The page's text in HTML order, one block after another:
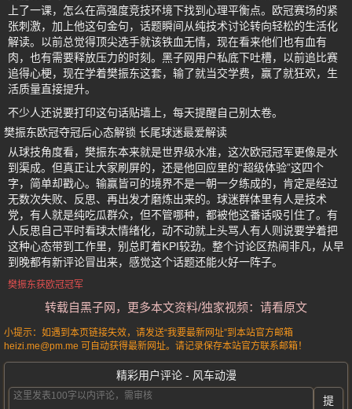
上了一课，怎么在高强度竞技环境下找到心理平衡点。欧冠赛场的紧
张刺激，加上他这句金句，话题瞬间从纯技术讨论转向轻松的生活化
解读。以前总觉得顶尖选手就该铁血无情，现在看来他们也有血有
肉，也有需要释放压力的时刻。黑子网用户私底下吐槽，以前追比赛
追得心梗，现在学着樊振东这套，输了就当交学费，赢了就狂欢，生
活质量直接提升。
不少人还说要打印这句话贴墙上，每天提醒自己别太卷。
樊振东欧冠夺冠后心态解锁 长尾球迷最爱解读
从球技角度看，樊振东本来就是世界级水准，这次欧冠冠军更像是水
到渠成。但真正让大家刷屏的，还是他回应里的“超级体验”这四个
字，简单却戳心。输赢皆可的境界不是一朝一夕练成的，肯定是经过
无数次失败、反思、再出发才磨炼出来的。球迷群体里有人是技术
党，有人就是纯吃瓜群众，但不管哪种，都被他这番话吸引住了。有
人反思自己平时看球太情绪化，动不动就上头骂人有人则说要学着把
这种心态带到工作里，别总盯着KPI较劲。整个讨论区热闹非凡，从早
到晚都有新评论冒出来，感觉这个话题还能火好一阵子。
樊振东获欧冠冠军
转载自黑子网，更多本文资料/独家视频：请看原文
小提示：如遇到本页链接失效，请发送“我要最新网址”到本站官方邮箱
heizi.me@pm.me 可自动获得最新网址。请记录保存本站官方联系邮箱！
精彩用户评论 - 风车动漫
提